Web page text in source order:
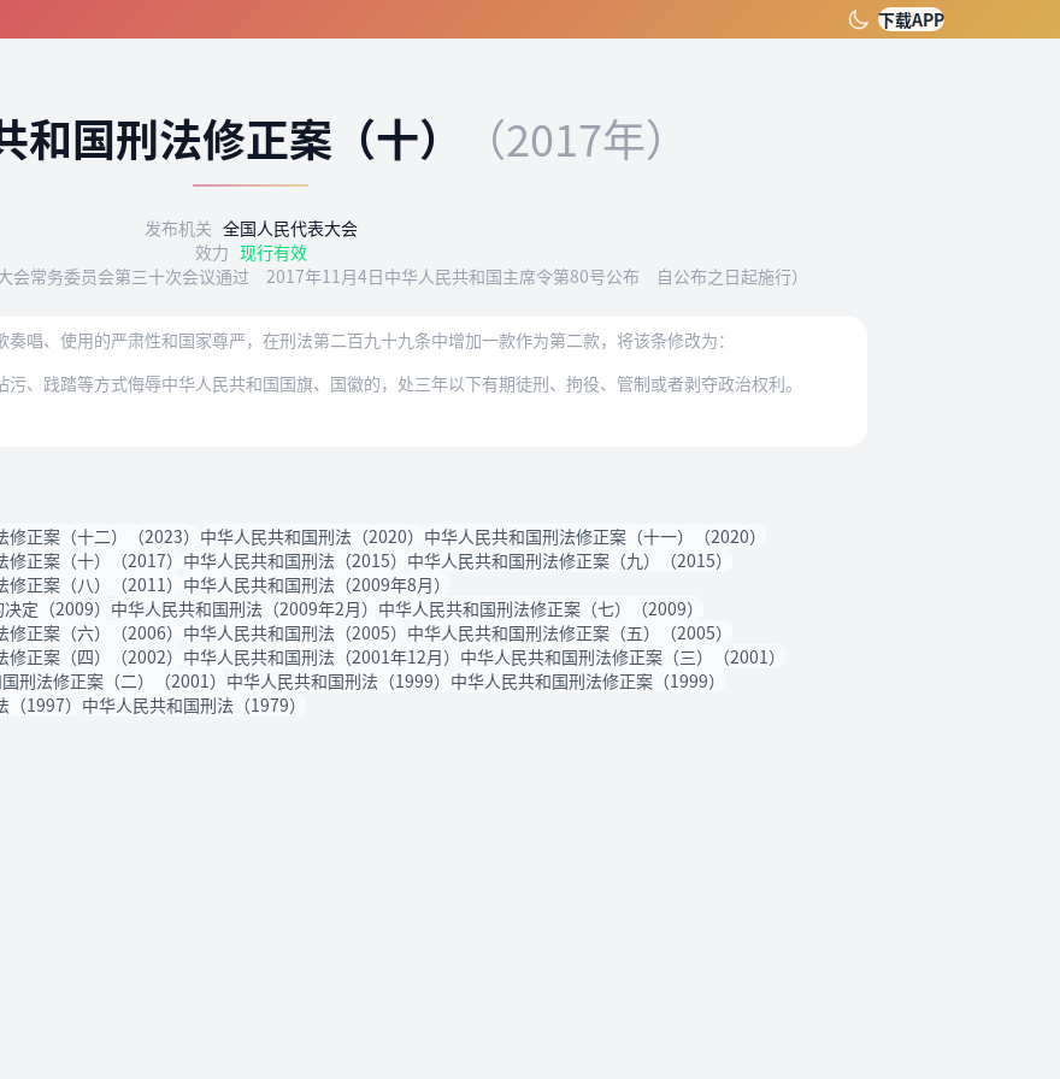
下载APP
和国刑法修正案（十） （2017年）
发布机关 全国人民代表大会
效力 现行有效
会常务委员会第三十次会议通过 2017年11月4日中华人民共和国主席令第80号公布 自公布之日起施行）
唱、使用的严肃性和国家尊严，在刑法第二百九十九条中增加一款作为第二款，将该条修改为：
、践踏等方式侮辱中华人民共和国国旗、国徽的，处三年以下有期徒刑、拘役、管制或者剥夺政治权利。
正案（十二）（2023） 中华人民共和国刑法（2020） 中华人民共和国刑法修正案（十一）（2020）
正案（十）（2017） 中华人民共和国刑法（2015） 中华人民共和国刑法修正案（九）（2015）
正案（八）（2011） 中华人民共和国刑法（2009年8月）
定（2009） 中华人民共和国刑法（2009年2月） 中华人民共和国刑法修正案（七）（2009）
正案（六）（2006） 中华人民共和国刑法（2005） 中华人民共和国刑法修正案（五）（2005）
正案（四）（2002） 中华人民共和国刑法（2001年12月） 中华人民共和国刑法修正案（三）（2001）
刑法修正案（二）（2001） 中华人民共和国刑法（1999） 中华人民共和国刑法修正案（1999）
1997） 中华人民共和国刑法（1979）